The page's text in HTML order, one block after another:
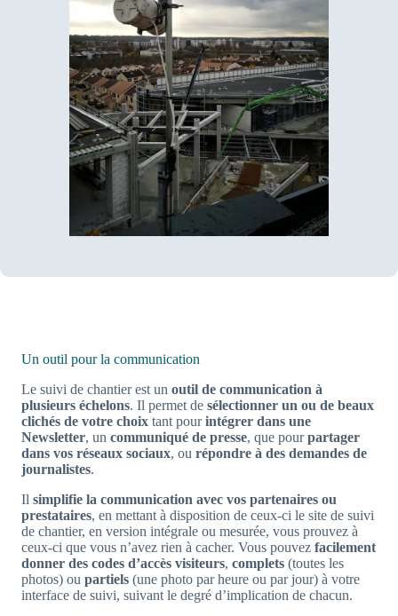
Un outil pour la communication
Le suivi de chantier est un outil de communication à
plusieurs échelons. Il permet de sélectionner un ou de beaux
clichés de votre choix tant pourintégrer dans une
Newsletter, un communiqué de presse, que pourpartager
dans vos réseaux sociaux, ou répondre à des demandes de
journalistes.
Il simplifie la communication avec vos partenaires ou
prestataires, en mettant à disposition de ceux-ci le site de suivi
de chantier, en version intégrale ou mesurée, vous prouvez à
ceux-ci que vous n’avez rien à cacher. Vous pouvez facilement
donner des codes d’accès visiteurs, complets (toutes les
photos) ou partiels (une photo par heure ou par jour) à votre
interface de suivi, suivant le degré d’implication de chacun.